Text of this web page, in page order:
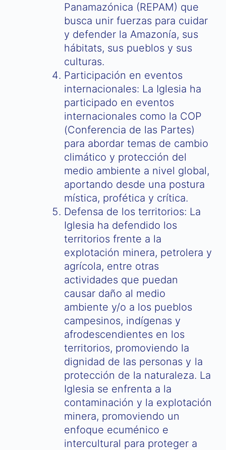
Panamazónica (REPAM) que
busca unir fuerzas para cuidar
y defender la Amazonía, sus
hábitats, sus pueblos y sus
culturas.
Participación en eventos
internacionales: La Iglesia ha
participado en eventos
internacionales como la COP
(Conferencia de las Partes)
para abordar temas de cambio
climático y protección del
medio ambiente a nivel global,
aportando desde una postura
mística, profética y crítica.
Defensa de los territorios: La
Iglesia ha defendido los
territorios frente a la
explotación minera, petrolera y
agrícola, entre otras
actividades que puedan
causar daño al medio
ambiente y/o a los pueblos
campesinos, indígenas y
afrodescendientes en los
territorios, promoviendo la
dignidad de las personas y la
protección de la naturaleza. La
Iglesia se enfrenta a la
contaminación y la explotación
minera, promoviendo un
enfoque ecuménico e
intercultural para proteger a